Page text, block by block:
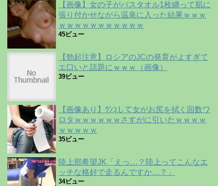
【画像】女の子がバスタオル1枚纏って肌に
張り付かせながら温泉に入った結果ｗｗｗ
ｗｗｗｗｗｗｗｗｗｗｗ
45ビュー
【勃起注意】ロシアのJCの発育がよすぎて
エ口いと話題にｗｗｗ（画像）
39ビュー
【画像あり】ｳﾝｺして女がお尻を拭く回数ワ
ロタｗｗｗｗｗｗさすがに引いたｗｗｗｗ
ｗｗｗｗｗ
35ビュー
陸上部希望JK「えっ…？陸上ってこんなエ
ッチな格好で走るんですか…？」
34ビュー